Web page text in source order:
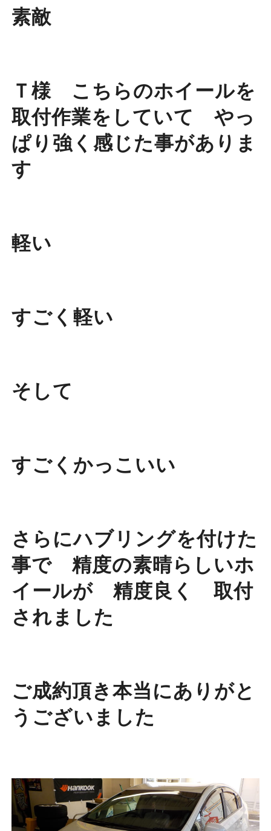
素敵
Ｔ様 こちらのホイールを
取付作業をしていて やっ
ぱり強く感じた事がありま
す
軽い
すごく軽い
そして
すごくかっこいい
さらにハブリングを付けた
事で 精度の素晴らしいホ
イールが 精度良く 取付
されました
ご成約頂き本当にありがと
うございました